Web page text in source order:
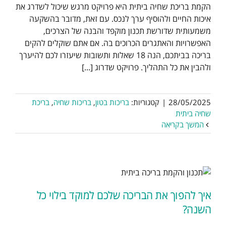
הקמת בריכת שחיה ביתית היא פרויקט מרגש שיכול לשדרג את
איכות החיים ולהוסיף ערך לנכס. עם זאת, מדובר בהשקעה
משמעותית שדורשת תכנון מוקפד והבנה של הצרכים,
האפשרויות והאתגרים הכרוכים בה. אם אתם שוקלים להקים
בריכה בביתכם, הנה 18 שאלות ותשובות שיעזרו לכם להיערך
ולהבין את כל התהליך. פרויקט שדרוג [...]
28/05/2025
| קטגוריות: בריכות בטון, בריכות שחיה, בריכת
שחיה ביתית
המשך בקריאה
איך להפוך את הבריכה שלכם למוקד בילוי כל
השנה?